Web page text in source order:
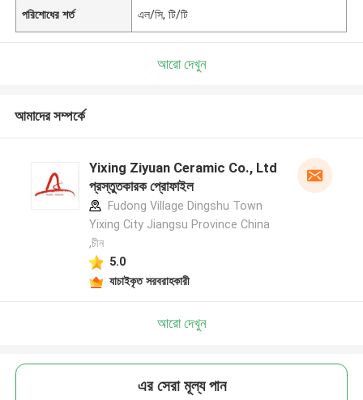
পরিশোধের শর্ত এল/সি, টি/টি
আরো দেখুন
আমাদের সম্পর্কে
Yixing Ziyuan Ceramic Co., Ltd
প্রস্তুতকারক প্রোফাইল
Fudong Village Dingshu Town
Yixing City Jiangsu Province China
,চীন
5.0
যাচাইকৃত সরবরাহকারী
আরো দেখুন
এর সেরা মূল্য পান